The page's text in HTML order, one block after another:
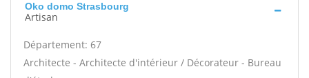
Oko domo Strasbourg
Artisan
Département: 67
Architecte - Architecte d'intérieur / Décorateur - Bureau